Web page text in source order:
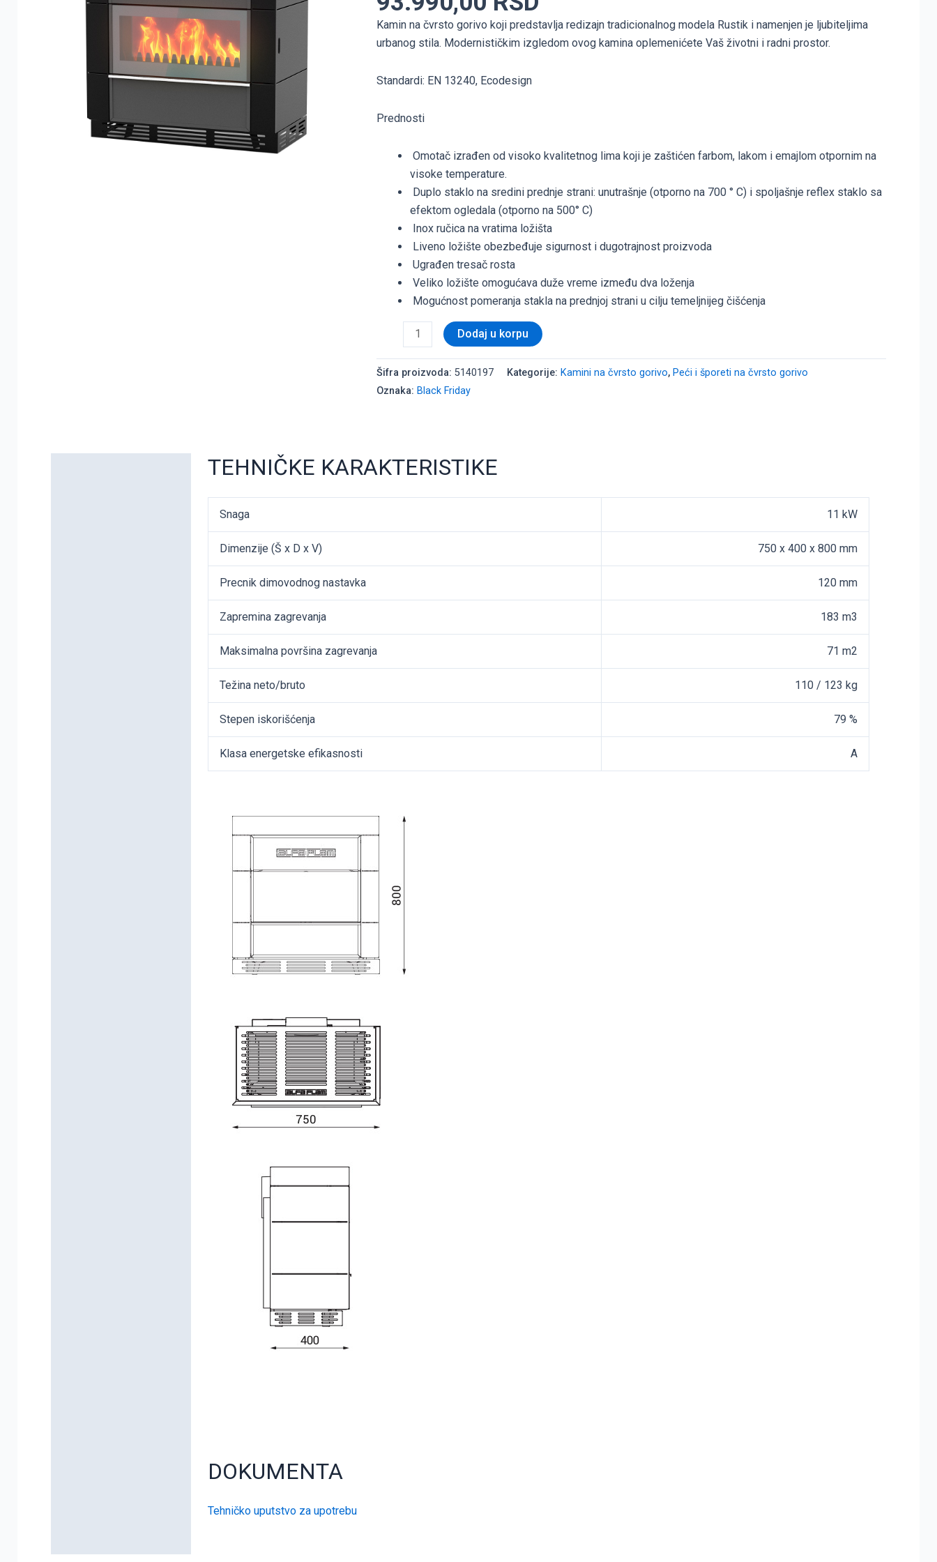
Kamin na čvrsto gorivo koji predstavlja redizajn tradicionalnog modela Rustik i namenjen je ljubiteljima
urbanog stila. Modernističkim izgledom ovog kamina oplemenićete Vaš životni i radni prostor.
Standardi: EN 13240, Ecodesign
Prednosti
Omotač izrađen od visoko kvalitetnog lima koji je zaštićen farbom, lakom i emajlom otpornim na
visoke temperature.
Duplo staklo na sredini prednje strani: unutrašnje (otporno na 700 ° C) i spoljašnje reflex staklo sa
efektom ogledala (otporno na 500° C)
Inox ručica na vratima ložišta
Liveno ložište obezbeđuje sigurnost i dugotrajnost proizvoda
Ugrađen tresač rosta
Veliko ložište omogućava duže vreme između dva loženja
Mogućnost pomeranja stakla na prednjoj strani u cilju temeljnijeg čišćenja
Dodaj u korpu
Šifra proizvoda:5140197 Kategorije:Kamini na čvrsto gorivo,Peći i šporeti na čvrsto gorivo
Oznaka:Black Friday
TEHNIČKE KARAKTERISTIKE
Snaga 11 kW
Dimenzije (Š x D x V) 750 x 400 x 800 mm
Precnik dimovodnog nastavka 120 mm
Zapremina zagrevanja 183 m3
Maksimalna površina zagrevanja 71 m2
Težina neto/bruto 110 / 123 kg
Stepen iskorišćenja 79 %
Klasa energetske efikasnosti A
DOKUMENTA
Tehničko uputstvo za upotrebu